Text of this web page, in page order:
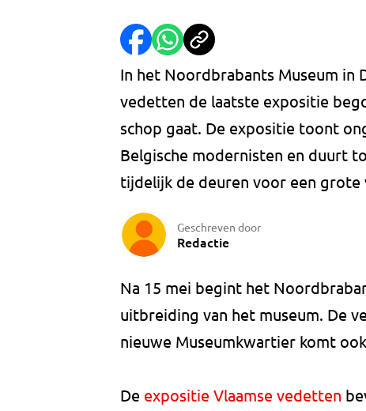
In het Noordbrabants Museum in
vedetten de laatste expositie
schop gaat. De expositie toont
Belgische modernisten en duurt
tijdelijk de deuren voor een grote
Geschreven door
Redactie
Na 15 mei begint het
uitbreiding van het museum. De
nieuwe Museumkwartier komt
De expositie Vlaamse vedetten